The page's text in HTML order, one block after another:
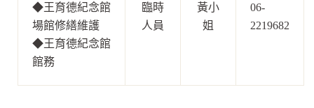
◆王育德紀念館
場館修繕維護
◆王育德紀念館
館務
臨時
人員
黃小
姐
06-
2219682